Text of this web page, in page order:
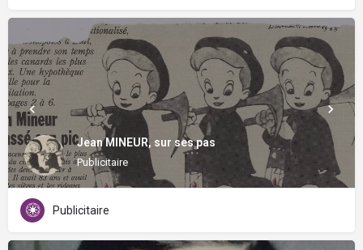
Jean MINEUR, sur ses pas
Publicitaire
Publicitaire